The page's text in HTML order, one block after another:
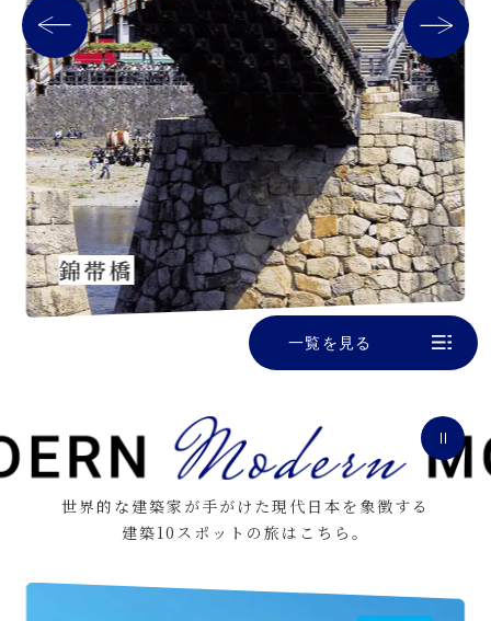
錦帯橋
一覧を見る
世界的な建築家が手がけた現代日本を象徴する
建築10スポットの旅はこちら。